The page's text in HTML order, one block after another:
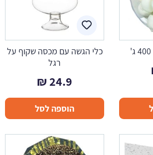
כלי הגשה עם מכסה שקוף על
רגל
24.9
₪
הוספה לסל